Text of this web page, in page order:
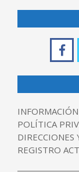
POLÍTICA
DIRECCIONES
REGISTRO